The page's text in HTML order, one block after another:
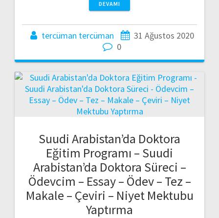
DEVAMI
tercüman tercüman
31 Ağustos 2020
0
Suudi Arabistan’da Doktora
Eğitim Programı – Suudi
Arabistan’da Doktora Süreci –
Ödevcim – Essay – Ödev – Tez –
Makale – Çeviri – Niyet Mektubu
Yaptırma